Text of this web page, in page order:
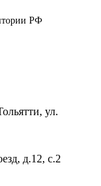
РФ
ул.
д.12, с.2